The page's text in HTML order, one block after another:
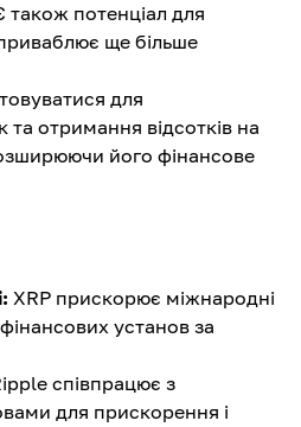
також потенціал для
ще більше
для
отримання відсотків на
його фінансове
XRP прискорює міжнародні
установ за
співпрацює з
для прискорення і